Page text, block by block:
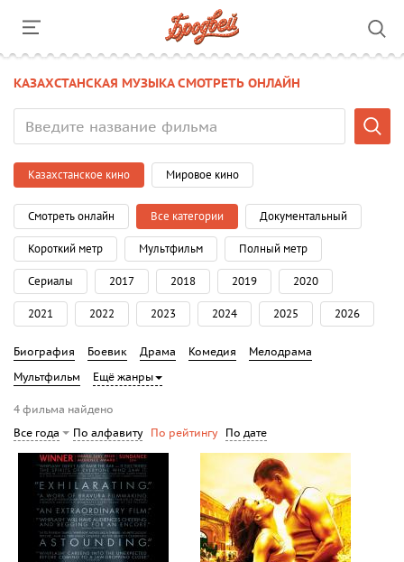
КАЗАХСТАНСКАЯ МУЗЫКА СМОТРЕТЬ ОНЛАЙН
Казахстанское кино Мировое кино
Смотреть онлайн Все категории Документальный
Короткий метр Мультфильм Полный метр
Сериалы 2017 2018 2019 2020
2021 2022 2023 2024 2025 2026
Биография Боевик Драма Комедия
Мелодрама
Мультфильм
Ещё жанры
4 фильма найдено
Все года
По алфавиту По рейтингу По дате